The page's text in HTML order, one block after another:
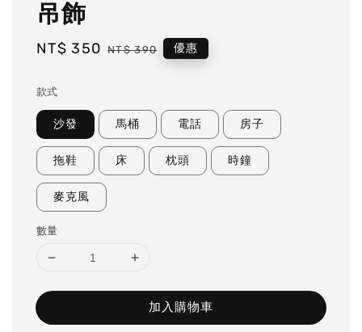
吊飾
Sale
NT$ 350 Regular
NT$ 390 優惠
款式
沙發 馬桶 電話 房子
拖鞋 床 枕頭 時鐘
麥克風
數量
加入購物車